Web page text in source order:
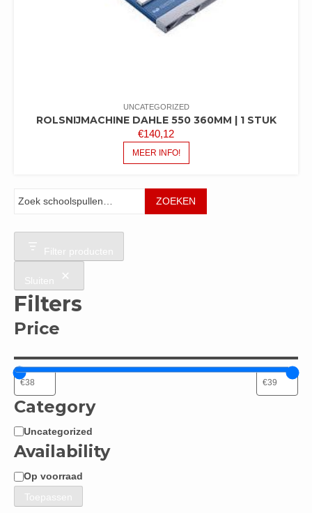
UNCATEGORIZED
ROLSNIJMACHINE DAHLE 550 360MM | 1 STUK
€140,12
MEER INFO!
ZOEKEN
Filter producten
Sluiten
Filters
Price
Category
Categorie
Uncategorized
Availability
Beschikbaarheid
Op voorraad
Toepassen